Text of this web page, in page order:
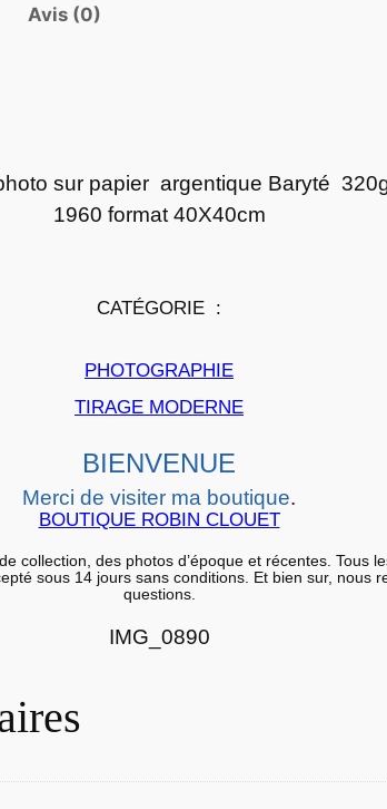
P
h
o
a
i
r
a
r
g
t
Avis (0)
sur papier argentique Baryté
1960 format 40X40cm
CATÉGORIE :
PHOTOGRAPHIE
TIRAGE MODERNE
BIENVENUE
Merci de visiter ma boutique.
BOUTIQUE ROBIN CLOUET
collection, des photos d’époque et récentes. Tous
sous 14 jours sans conditions. Et bien sur, nous
questions.
IMG_0890